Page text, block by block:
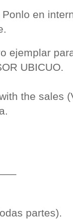
en
ejemplar
UBICUO.
the sales
partes).